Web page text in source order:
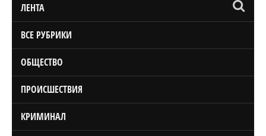
ЛЕНТА
ВСЕ РУБРИКИ
ОБЩЕСТВО
ПРОИСШЕСТВИЯ
КРИМИНАЛ